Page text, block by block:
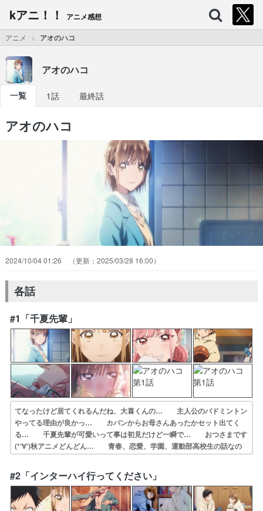
kアニ！！ アニメ感想
アニメ アオのハコ
アオのハコ
一覧 1話 最終話
アオのハコ
2024/10/04 01:26 2025/03/28 16:00
各話
#1「千夏先輩」
てなったけど居てくれるんだね、大喜くんの… 主人公のバドミントン
やってる理由が良かっ… カバンからお母さんあったかセット出てく
る… 千夏先輩が可愛いって事は初見だけど一瞬で… おつさまです
(*‘∀‘)秋アニメどんどん… 青春、恋愛、学園、運動部高校生の話なの
で… でろーんさんかわいいねぇ嬉しいねぇほんと… 前情報ほとん
ど入れずに見てたけど、全てに… 観ててちょっと恥ずかしくなってし
まった…… 原作は三浦糀氏による漫画作品、既刊17巻…
#2「インターハイ行ってください」